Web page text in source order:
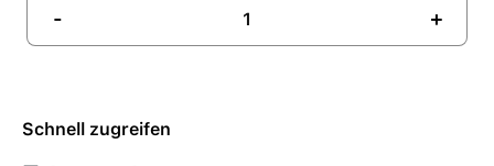
- +
Schnell zugreifen